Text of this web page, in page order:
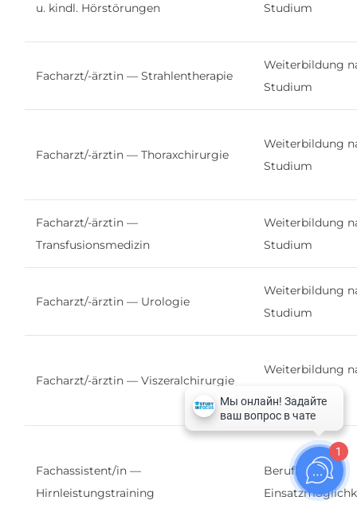
u. kindl. Hörstörungen
Studium
Facharzt/-ärztin — Strahlentherapie
Weiterbildung
Studium
Facharzt/-ärztin — Thoraxchirurgie
Weiterbildung
Studium
Facharzt/-ärztin —
Transfusionsmedizin
Weiterbildung
Studium
Facharzt/-ärztin — Urologie
Weiterbildung
Studium
Facharzt/-ärztin — Viszeralchirurgie
Weiterbildung
Fachassistent/in —
Hirnleistungstraining
Berufliche
1